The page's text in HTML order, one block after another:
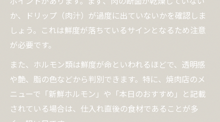
か、ドリップ（肉汁）が過度に出ていないかを確認しま
しょう。これは鮮度が落ちているサインとなるため注意
が必要です。
また、ホルモン類は鮮度が命といわれるほどで、透明感
や艶、脂の色などから判別できます。特に、焼肉店のメ
ニューで「新鮮ホルモン」や「本日のおすすめ」と記載
されている場合は、仕入れ直後の食材であることが多